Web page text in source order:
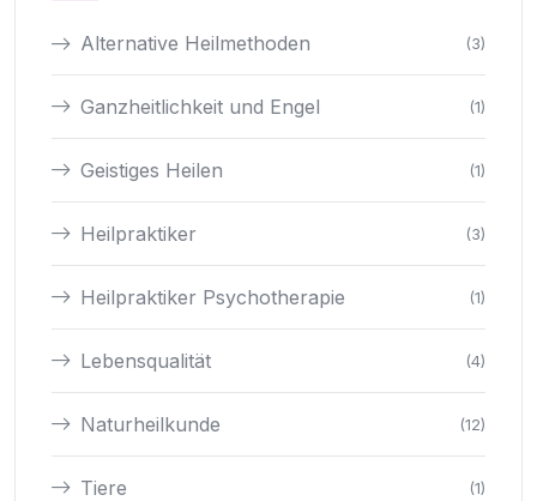
Alternative Heilmethoden (3)
Ganzheitlichkeit und Engel (1)
Geistiges Heilen (1)
Heilpraktiker (3)
Heilpraktiker Psychotherapie (1)
Lebensqualität (4)
Naturheilkunde (12)
Tiere (1)